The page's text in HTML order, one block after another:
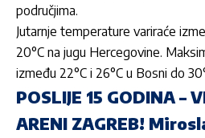
područjima.
Jutarnje temperature variraće
20°C na jugu Hercegovine.
između 22°C i 26°C u Bosni do
POSLIJE 15 GODINA –
ARENI ZAGREB!